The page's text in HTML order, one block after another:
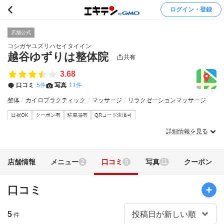
ログイン・登録
店舗公式
コシガヤユズリハセイタイイン
越谷ゆずりは整体院 共有
3.68
口コミ 5件 写真 11件
整体 カイロプラクティック マッサージ リラクゼーションマッサージ
日祝OK クーポン有 駐車場有 QRコード決済可
詳細情報を見る
店舗情報 メニュー 2 口コミ 5 写真 11 クーポン
口コミ
5 件